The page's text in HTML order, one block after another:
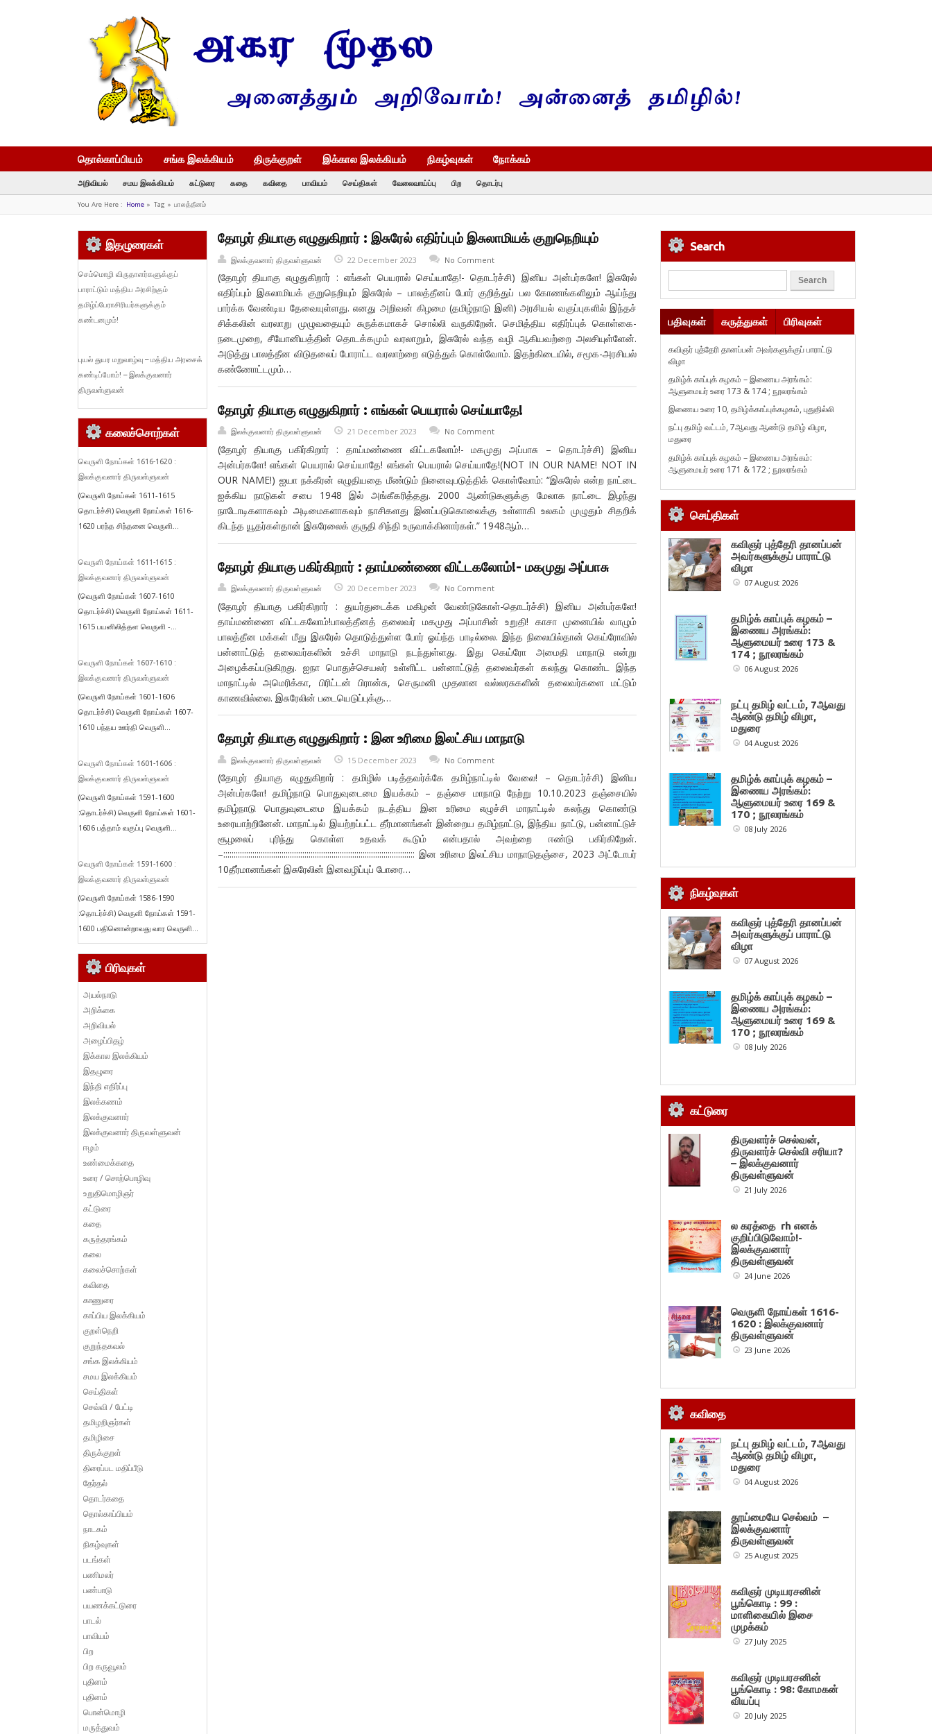
தொல்காப்பியம் சங்க இலக்கியம் திருக்குறள் இக்கால இலக்கியம் நிகழ்வுகள் நோக்கம்
அறிவியல் சமய இலக்கியம் கட்டுரை கதை கவிதை பாவியம் செய்திகள் வேலைவாய்ப்பு பிற தொடர்பு
You Are Here : Home» Tag » பாலத்தீனம்
தோழர் தியாகு எழுதுகிறார் : இசுரேல் எதிர்ப்பும் இசுலாமியக் குறுநெறியும்
இலக்குவனார் திருவள்ளுவன் 22 December 2023 No Comment
(தோழர் தியாகு எழுதுகிறார் : எங்கள் பெயரால் செய்யாதே!- தொடர்ச்சி) இனிய அன்பர்களே! இசுரேல்
எதிர்ப்பும் இசுலாமியக் குறுநெறியும் இசுரேல் – பாலத்தீனப் போர் குறித்துப் பல கோணங்களிலும் ஆய்ந்து
பார்க்க வேண்டிய தேவையுள்ளது. எனது அறிவன் கிழமை (தமிழ்நாடு இனி) அரசியல் வகுப்புகளில் இந்தச்
சிக்கலின் வரலாறு முழுவதையும் சுருக்கமாகச் சொல்லி வருகிறேன். செமித்திய எதிர்ப்புக் கொள்கை-
நடைமுறை, சீயோனியத்தின் தொடக்கமும் வரலாறும், இசுரேல் வந்த வழி ஆகியவற்றை அலசியுள்ளேன்.
அடுத்து பாலத்தீன விடுதலைப் போராட்ட வரலாற்றை எடுத்துக் கொள்வோம். இதற்கிடையில், சமூக-அரசியல்
கண்ணோட்டமும்…
தோழர் தியாகு எழுதுகிறார் : எங்கள் பெயரால் செய்யாதே!
இலக்குவனார் திருவள்ளுவன் 21 December 2023 No Comment
(தோழர் தியாகு பகிர்கிறார் : தாய்மண்ணை விட்டகலோம்!- மகமுது அப்பாசு – தொடர்ச்சி) இனிய
அன்பர்களே! எங்கள் பெயரால் செய்யாதே! எங்கள் பெயரால் செய்யாதே!(NOT IN OUR NAME! NOT IN
OUR NAME!) ஐயா நக்கீரன் எழுதியதை மீண்டும் நினைவுபடுத்திக் கொள்வோம்: “இசுரேல் என்ற நாட்டை
ஐக்கிய நாடுகள் சபை 1948 இல் அங்கீகரித்தது. 2000 ஆண்டுகளுக்கு மேலாக நாட்டை இழந்து
நாடோடிகளாகவும் அடிமைகளாகவும் நாசிகளது இனப்படுகொலைக்கு உள்ளாகி உலகம் முழுதும் சிதறிக்
கிடந்த யூதர்கள்தான் இசுரேலைக் குருதி சிந்தி உருவாக்கினார்கள்.” 1948ஆம்…
தோழர் தியாகு பகிர்கிறார் : தாய்மண்ணை விட்டகலோம்!- மகமுது அப்பாசு
இலக்குவனார் திருவள்ளுவன் 20 December 2023 No Comment
(தோழர் தியாகு பகிர்கிறார் : துயர்துடைக்க மகிழன் வேண்டுகோள்-தொடர்ச்சி) இனிய அன்பர்களே!
தாய்மண்ணை விட்டகலோம்!பாலத்தீனத் தலைவர் மகமுது அப்பாசின் உறுதி! காசா முனையில் வாழும்
பாலத்தீன மக்கள் மீது இசுரேல் தொடுத்துள்ள போர் ஓய்ந்த பாடில்லை. இந்த நிலையில்தான் கெய்ரோவில்
பன்னாட்டுத் தலைவர்களின் உச்சி மாநாடு நடந்துள்ளது. இது கெய்ரோ அமைதி மாநாடு என்று
அழைக்கப்படுகிறது. ஐநா பொதுச்செயலர் உள்ளிட்ட பன்னாட்டுத் தலைவர்கள் கலந்து கொண்ட இந்த
மாநாட்டில் அமெரிக்கா, பிரிட்டன் பிரான்சு, செருமனி முதலான வல்லரசுகளின் தலைவர்களை மட்டும்
காணவில்லை. இசுரேலின் படையெடுப்புக்கு…
தோழர் தியாகு எழுதுகிறார் : இன உரிமை இலட்சிய மாநாடு
இலக்குவனார் திருவள்ளுவன் 15 December 2023 No Comment
(தோழர் தியாகு எழுதுகிறார் : தமிழில் படித்தவர்க்கே தமிழ்நாட்டில் வேலை! – தொடர்ச்சி) இனிய
அன்பர்களே! தமிழ்நாடு பொதுவுடைமை இயக்கம் – தஞ்சை மாநாடு நேற்று 10.10.2023 தஞ்சையில்
தமிழ்நாடு பொதுவுடைமை இயக்கம் நடத்திய இன உரிமை எழுச்சி மாநாட்டில் கலந்து கொண்டு
உரையாற்றினேன். மாநாட்டில் இயற்றப்பட்ட தீர்மானங்கள் இன்றைய தமிழ்நாட்டு, இந்திய நாட்டு, பன்னாட்டுச்
சூழலைப் புரிந்து கொள்ள உதவக் கூடும் என்பதால் அவற்றை ஈண்டு பகிர்கிறேன்.
–:::::::::::::::::::::::::::::::::::::::::::::::::::::::::::::::::::::::::::::::::::::::::::: இன உரிமை இலட்சிய மாநாடுதஞ்சை, 2023 அட்டோபர்
10தீர்மானங்கள் இசுரேலின் இனவழிப்புப் போரை…
இதழுரைகள்
செம்மொழி விருதாளர்களுக்குப்
பாராட்டும் மத்திய அரசிற்கும்
தமிழ்ப்பேராசிரியர்களுக்கும்
கண்டனமும்!
புயல் துயர மறுவாழ்வு – மத்திய அரசைக்
கண்டிப்போம்! – இலக்குவனார்
திருவள்ளுவன்
கலைச்சொற்கள்
வெருளி நோய்கள் 1616-1620 :
இலக்குவனார் திருவள்ளுவன்
(வெருளி நோய்கள் 1611-1615
தொடர்ச்சி) வெருளி நோய்கள் 1616-
1620 பரந்த சிந்தனை வெருளி...
வெருளி நோய்கள் 1611-1615 :
இலக்குவனார் திருவள்ளுவன்
(வெருளி நோய்கள் 1607-1610
தொடர்ச்சி) வெருளி நோய்கள் 1611-
1615 பயனிலித்தள வெருளி -...
வெருளி நோய்கள் 1607-1610 :
இலக்குவனார் திருவள்ளுவன்
(வெருளி நோய்கள் 1601-1606
தொடர்ச்சி) வெருளி நோய்கள் 1607-
1610 பந்தய ஊர்தி வெருளி...
வெருளி நோய்கள் 1601-1606 :
இலக்குவனார் திருவள்ளுவன்
(வெருளி நோய்கள் 1591-1600
:தொடர்ச்சி) வெருளி நோய்கள் 1601-
1606 பத்தாம் வகுப்பு வெருளி...
வெருளி நோய்கள் 1591-1600 :
இலக்குவனார் திருவள்ளுவன்
(வெருளி நோய்கள் 1586-1590
:தொடர்ச்சி) வெருளி நோய்கள் 1591-
1600 பதினொன்றாவது வார வெருளி...
பிரிவுகள்
அயல்நாடு
அறிக்கை
அறிவியல்
அழைப்பிதழ்
இக்கால இலக்கியம்
இதழுரை
இந்தி எதிர்ப்பு
இலக்கணம்
இலக்குவனார்
இலக்குவனார் திருவள்ளுவன்
ஈழம்
உண்மைக்கதை
உரை / சொற்பொழிவு
உறுதிமொழிஞர்
கட்டுரை
கதை
கருத்தரங்கம்
கலை
கலைச்சொற்கள்
கவிதை
காணுரை
காப்பிய இலக்கியம்
குறள்நெறி
குறுந்தகவல்
சங்க இலக்கியம்
சமய இலக்கியம்
செய்திகள்
செவ்வி / பேட்டி
தமிழறிஞர்கள்
தமிழிசை
திருக்குறள்
திரைப்பட மதிப்பீடு
தேர்தல்
தொடர்கதை
தொல்காப்பியம்
நாடகம்
நிகழ்வுகள்
படங்கள்
பணிமலர்
பண்பாடு
பயணக்கட்டுரை
பாடல்
பாவியம்
பிற
பிற கருவூலம்
புதினம்
புதினம்
பொன்மொழி
மருத்துவம்
Search
பதிவுகள் கருத்துகள் பிரிவுகள்
கவிஞர் புத்தேரி தானப்பன் அவர்களுக்குப் பாராட்டு
விழா
தமிழ்க் காப்புக் கழகம் – இணைய அரங்கம்:
ஆளுமையர் உரை 173 & 174 ; நூலரங்கம்
இணைய உரை 10, தமிழ்க்காப்புக்கழகம், புதுதில்லி
நட்பு தமிழ் வட்டம், 7ஆவது ஆண்டு தமிழ் விழா,
மதுரை
தமிழ்க் காப்புக் கழகம் – இணைய அரங்கம்:
ஆளுமையர் உரை 171 & 172 ; நூலரங்கம்
செய்திகள்
கவிஞர் புத்தேரி தானப்பன்
அவர்களுக்குப் பாராட்டு
விழா
07 August 2026
தமிழ்க் காப்புக் கழகம் –
இணைய அரங்கம்:
ஆளுமையர் உரை 173 &
174 ; நூலரங்கம்
06 August 2026
நட்பு தமிழ் வட்டம், 7ஆவது
ஆண்டு தமிழ் விழா,
மதுரை
04 August 2026
தமிழ்க் காப்புக் கழகம் –
இணைய அரங்கம்:
ஆளுமையர் உரை 169 &
170 ; நூலரங்கம்
08 July 2026
நிகழ்வுகள்
கவிஞர் புத்தேரி தானப்பன்
அவர்களுக்குப் பாராட்டு
விழா
07 August 2026
தமிழ்க் காப்புக் கழகம் –
இணைய அரங்கம்:
ஆளுமையர் உரை 169 &
170 ; நூலரங்கம்
08 July 2026
கட்டுரை
திருவளர்ச் செல்வன்,
திருவளர்ச் செல்வி சரியா?
– இலக்குவனார்
திருவள்ளுவன்
21 July 2026
ல கரத்தை rh எனக்
குறிப்பிடுவோம்!-
இலக்குவனார்
திருவள்ளுவன்
24 June 2026
வெருளி நோய்கள் 1616-
1620 : இலக்குவனார்
திருவள்ளுவன்
23 June 2026
கவிதை
நட்பு தமிழ் வட்டம், 7ஆவது
ஆண்டு தமிழ் விழா,
மதுரை
04 August 2026
தூய்மையே செல்வம் –
இலக்குவனார்
திருவள்ளுவன்
25 August 2025
கவிஞர் முடியரசனின்
பூங்கொடி : 99 :
மாளிகையில் இசை
முழக்கம்
27 July 2025
கவிஞர் முடியரசனின்
பூங்கொடி : 98: கோமகன்
வியப்பு
20 July 2025